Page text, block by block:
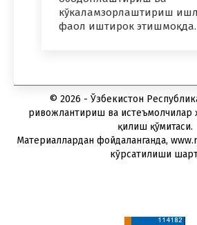
кўкаламзорлаштириш
фаол иштирок этишмоқда.
© 2026 - Ўзбекистон
ривожлантириш ва истеъмолчилар
қилиш қўмитаси.
Материаллардан фойдаланганда,
кўрсатилиши